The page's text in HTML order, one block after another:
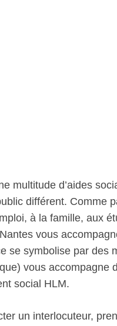
multitude d’aides
différent. Comme
à la famille, aux
vous
se symbolise par des
vous accompagne
social HLM.
un interlocuteur,